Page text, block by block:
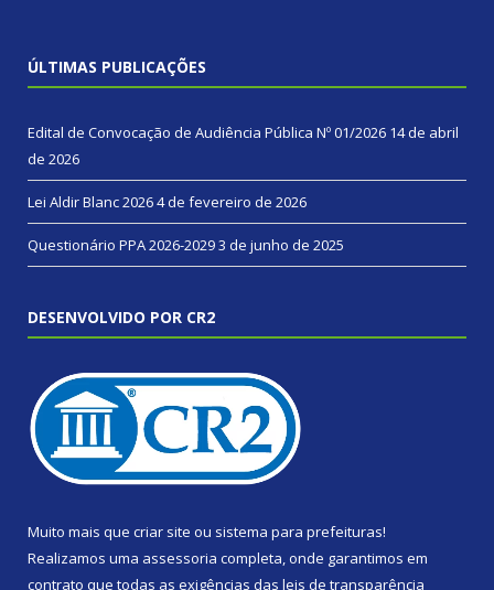
ÚLTIMAS PUBLICAÇÕES
Edital de Convocação de Audiência Pública Nº 01/2026 14 de abril
de 2026
Lei Aldir Blanc 20264 de fevereiro de 2026
Questionário PPA 2026-20293 de junho de 2025
DESENVOLVIDO POR CR2
Muito mais que criar site ou sistema para prefeituras!
Realizamos uma assessoria completa, onde garantimos em
contrato que todas as exigências das leis de transparência